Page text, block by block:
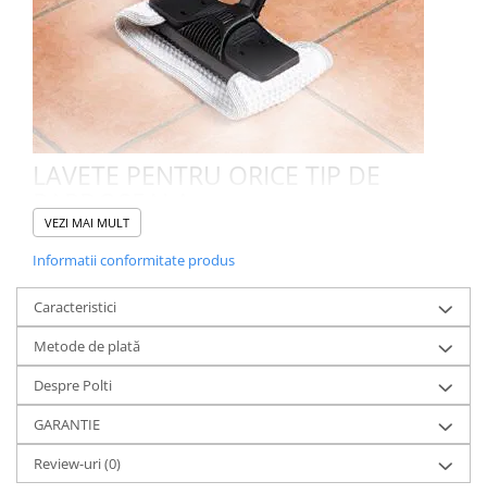
LAVETE PENTRU ORICE TIP DE
PARDOSEALA
Lavetele din textil sunt proiectate sa colecteze murdaria dizolvata
VEZI MAI MULT
Informatii conformitate produs
Caracteristici
Metode de plată
Despre Polti
GARANTIE
Review-uri(0)